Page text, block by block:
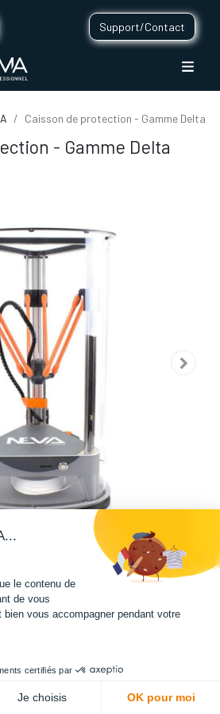
Support/Contact
Caisson de protection - Gamme Delta
- Gamme Delta
augmentez son efficacité grâce à la
ambiante.
de notre gamme Delta : MAGIS et
142,50€HT
€ TVA comprise
le contenu de
de vous
bien vous accompagner pendant votre
certifiés par
Je choisis OK pour moi